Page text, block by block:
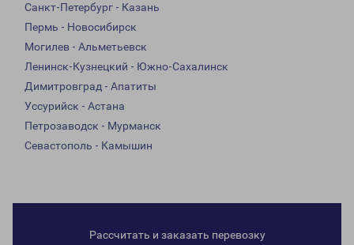
Санкт-Петербург - Казань
Пермь - Новосибирск
Могилев - Альметьевск
Ленинск-Кузнецкий - Южно-Сахалинск
Димитровград - Апатиты
Уссурийск - Астана
Петрозаводск - Мурманск
Севастополь - Камышин
Рассчитать и заказать перевозку